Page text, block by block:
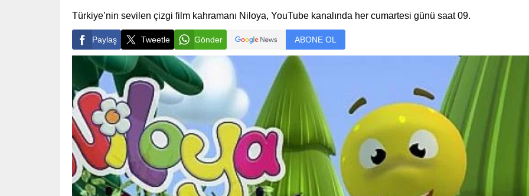
Türkiye’nin sevilen çizgi film kahramanı Niloya, YouTube kanalında her cumartesi günü saat 09.
Paylaş Tweetle Gönder ABONE OL